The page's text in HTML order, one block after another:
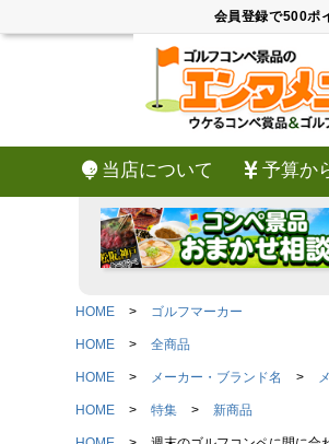
会員登録で500ポ
当店について 予算か
HOME ゴルフマーカー
HOME 全商品
HOME メーカー・ブランド名
HOME 特集 新商品